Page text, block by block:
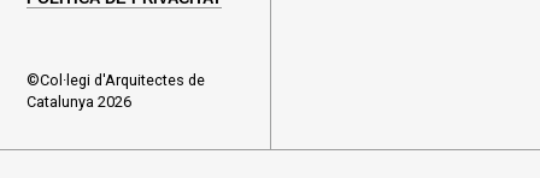
©Col·legi d'Arquitectes de
Catalunya 2026